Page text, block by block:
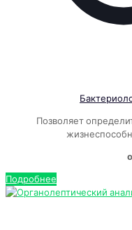
Позволяет
Подробнее